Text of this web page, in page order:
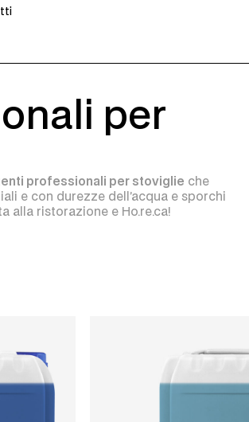
per
professionali per stoviglie che
e con durezze dell’acqua e sporchi
alla ristorazione e Ho.re.ca!